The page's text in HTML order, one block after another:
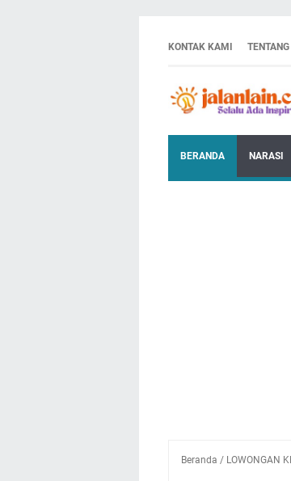
KONTAK KAMI TENTANG
BERANDA NARASI
Beranda / LOWONGAN